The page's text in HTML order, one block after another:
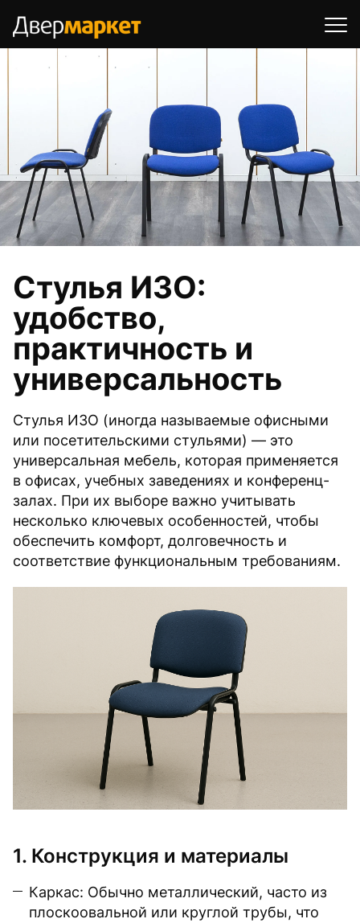
Стулья ИЗО:
удобство,
практичность и
универсальность
Стулья ИЗО (иногда называемые офисными
или посетительскими стульями) — это
универсальная мебель, которая применяется
в офисах, учебных заведениях и конференц-
залах. При их выборе важно учитывать
несколько ключевых особенностей, чтобы
обеспечить комфорт, долговечность и
соответствие функциональным требованиям.
1. Конструкция и материалы
Каркас: Обычно металлический, часто из
плоскоовальной или круглой трубы, что